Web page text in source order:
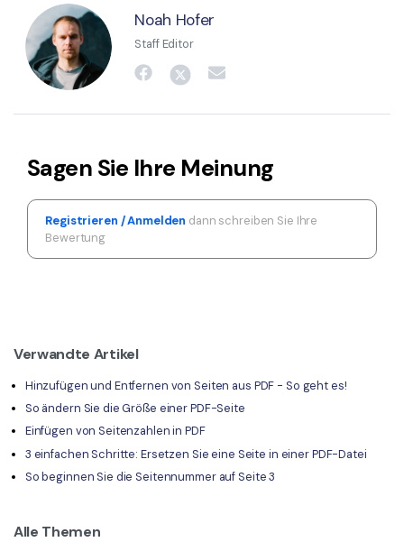
Noah Hofer
Staff Editor
Sagen Sie Ihre Meinung
Registrieren / Anmelden dann schreiben Sie Ihre
Bewertung
Verwandte Artikel
Hinzufügen und Entfernen von Seiten aus PDF - So geht es!
So ändern Sie die Größe einer PDF-Seite
Einfügen von Seitenzahlen in PDF
3 einfachen Schritte: Ersetzen Sie eine Seite in einer PDF-Datei
So beginnen Sie die Seitennummer auf Seite 3
Alle Themen